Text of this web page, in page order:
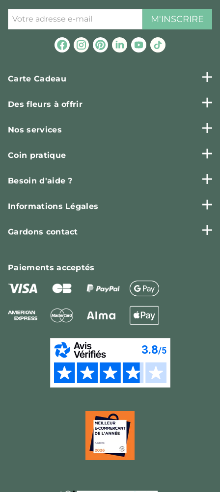
M'INSCRIRE
Carte Cadeau
Des fleurs à offrir
Nos services
Coin pratique
Besoin d'aide ?
Informations Légales
Gardons contact
Paiementsacceptés